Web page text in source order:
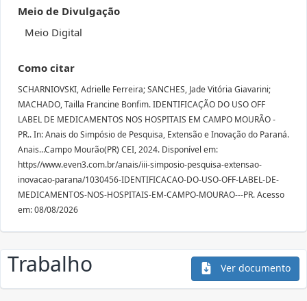
Meio de Divulgação
Meio Digital
Como citar
SCHARNIOVSKI, Adrielle Ferreira; SANCHES, Jade Vitória Giavarini;
MACHADO, Tailla Francine Bonfim. IDENTIFICAÇÃO DO USO OFF
LABEL DE MEDICAMENTOS NOS HOSPITAIS EM CAMPO MOURÃO -
PR.. In: Anais do Simpósio de Pesquisa, Extensão e Inovação do Paraná.
Anais...Campo Mourão(PR) CEI, 2024. Disponível em:
https//www.even3.com.br/anais/iii-simposio-pesquisa-extensao-
inovacao-parana/1030456-IDENTIFICACAO-DO-USO-OFF-LABEL-DE-
MEDICAMENTOS-NOS-HOSPITAIS-EM-CAMPO-MOURAO---PR. Acesso
em: 08/08/2026
Trabalho Ver documento